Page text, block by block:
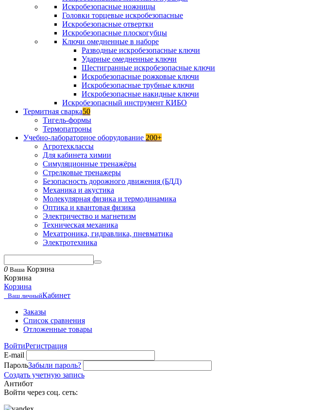
Искробезопасные ножницы
Головки торцевые искробезопасные
Искробезопасные отвертки
Искробезопасные плоскогубцы
Ключи омедненные в наборе
Разводные искробезопасные ключи
Ударные омедненные ключи
Шестигранные искробезопасные ключи
Искробезопасные рожковые ключи
Искробезопасные трубные ключи
Искробезопасные накидные ключи
Искробезопасный инструмент КИБО
Термитная сварка50
Тигель-формы
Термопатроны
Учебно-лабораторное оборудование 200+
Агротехклассы
Для кабинета химии
Симуляционные тренажёры
Стрелковые тренажеры
Безопасность дорожного движения (БДД)
Механика и акустика
Молекулярная физика и термодинамика
Оптика и квантовая физика
Электричество и магнетизм
Техническая механика
Мехатроника, гидравлика, пневматика
Электротехника
0 Ваша Корзина
Корзина
Корзина
Ваш личныйКабинет
Заказы
Список сравнения
Отложенные товары
ВойтиРегистрация
E-mail
ПарольЗабыли пароль?
Создать учетную запись
Антибот
Войти через соц. сеть: